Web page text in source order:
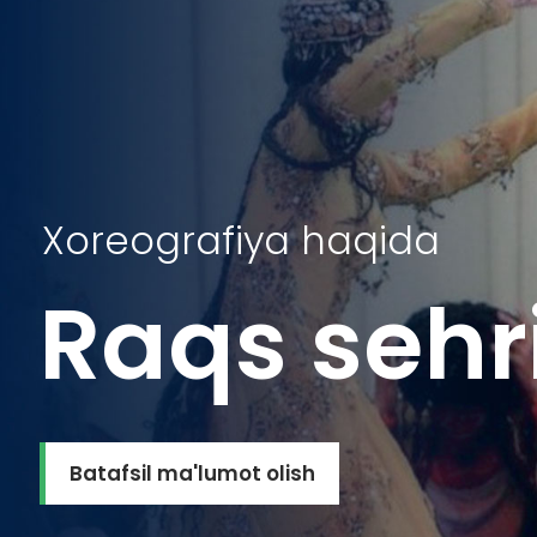
Xoreografiya haqida
Raqs
Batafsil ma'lumot olish